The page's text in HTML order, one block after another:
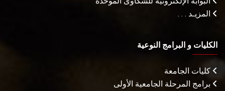
المزيـد . . .
الكليات و البرامج النوعية
كليات الجامعة
برامج المرحلة الجامعية الأولى